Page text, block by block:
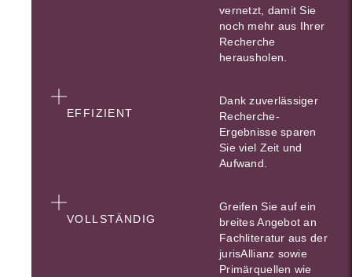
vernetzt, damit Sie
noch mehr aus Ihrer
Recherche
herausholen.
EFFIZIENT
Dank zuverlässiger
Recherche-
Ergebnisse sparen
Sie viel Zeit und
Aufwand.
VOLLSTÄNDIG
Greifen Sie auf ein
breites Angebot an
Fachliteratur aus der
jurisAllianz sowie
Primärquellen wie